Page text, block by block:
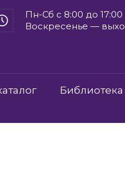
Пн-Сб с 8:00 до
Воскресенье —